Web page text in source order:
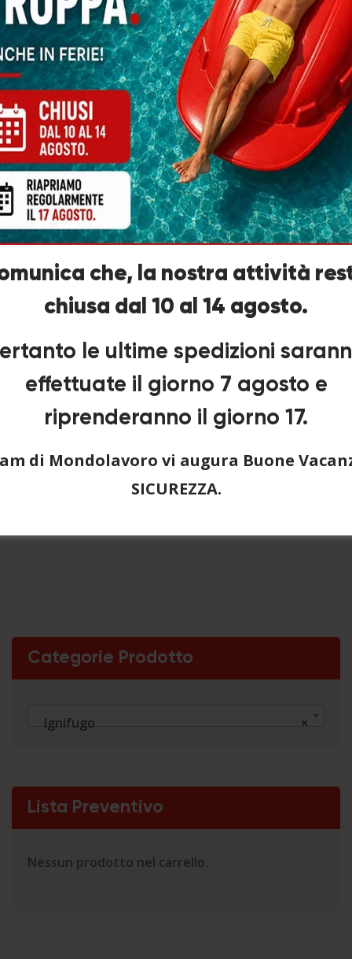
TAGLIE:S-4XL (EU)
Prodotti correlati
Pantalone Pentavalente
Categorie Prodotto
×
Ignifugo
Lista Preventivo
Nessun prodotto nel carrello.
che, la nostra attività
chiusa dal 10 al 14 agosto.
le ultime spedizioni
effettuate il giorno 7 agosto e
riprenderanno il giorno 17.
di Mondolavoro vi augura Buone
SICUREZZA.